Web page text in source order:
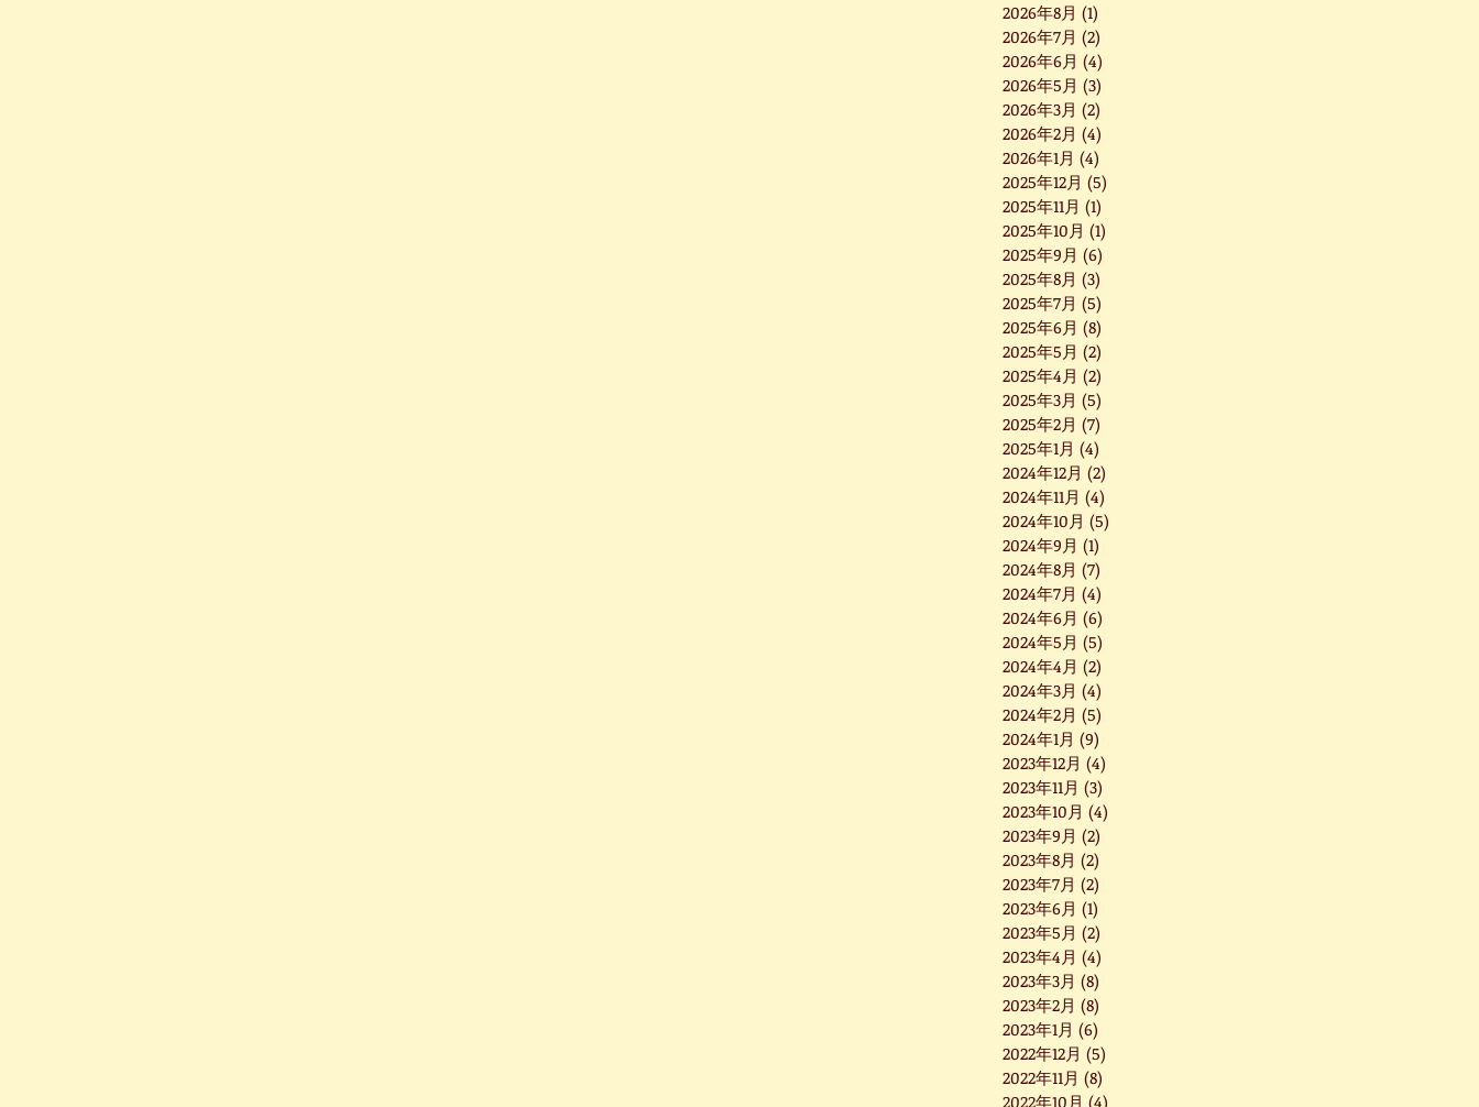
2026年8月 (1)
2026年7月 (2)
2026年6月 (4)
2026年5月 (3)
2026年3月 (2)
2026年2月 (4)
2026年1月 (4)
2025年12月 (5)
2025年11月 (1)
2025年10月 (1)
2025年9月 (6)
2025年8月 (3)
2025年7月 (5)
2025年6月 (8)
2025年5月 (2)
2025年4月 (2)
2025年3月 (5)
2025年2月 (7)
2025年1月 (4)
2024年12月 (2)
2024年11月 (4)
2024年10月 (5)
2024年9月 (1)
2024年8月 (7)
2024年7月 (4)
2024年6月 (6)
2024年5月 (5)
2024年4月 (2)
2024年3月 (4)
2024年2月 (5)
2024年1月 (9)
2023年12月 (4)
2023年11月 (3)
2023年10月 (4)
2023年9月 (2)
2023年8月 (2)
2023年7月 (2)
2023年6月 (1)
2023年5月 (2)
2023年4月 (4)
2023年3月 (8)
2023年2月 (8)
2023年1月 (6)
2022年12月 (5)
2022年11月 (8)
2022年10月 (4)